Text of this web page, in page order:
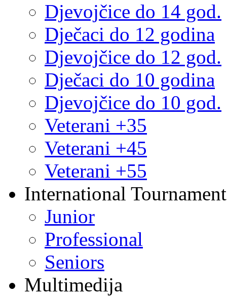
Djevojčice do 14 god.
Dječaci do 12 godina
Djevojčice do 12 god.
Dječaci do 10 godina
Djevojčice do 10 god.
Veterani +35
Veterani +45
Veterani +55
International
Junior
Professional
Seniors
Multimedija